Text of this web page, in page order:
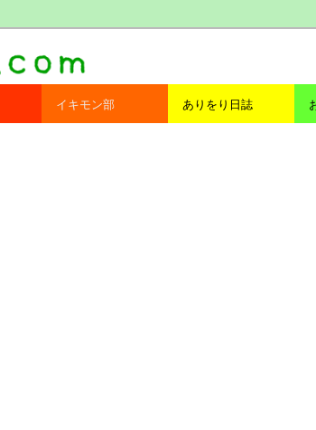
イキモン部 ありをり日誌